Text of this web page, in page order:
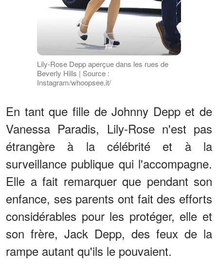
Lily-Rose Depp aperçue dans les rues de
Beverly Hills | Source :
Instagram/whoopsee.it/
En tant que fille de Johnny Depp et de
Vanessa Paradis, Lily-Rose n'est pas
étrangère à la célébrité et à la
surveillance publique qui l'accompagne.
Elle a fait remarquer que pendant son
enfance, ses parents ont fait des efforts
considérables pour les protéger, elle et
son frère, Jack Depp, des feux de la
rampe autant qu'ils le pouvaient.